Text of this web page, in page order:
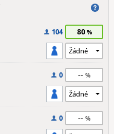
104 80
0 --
0 --